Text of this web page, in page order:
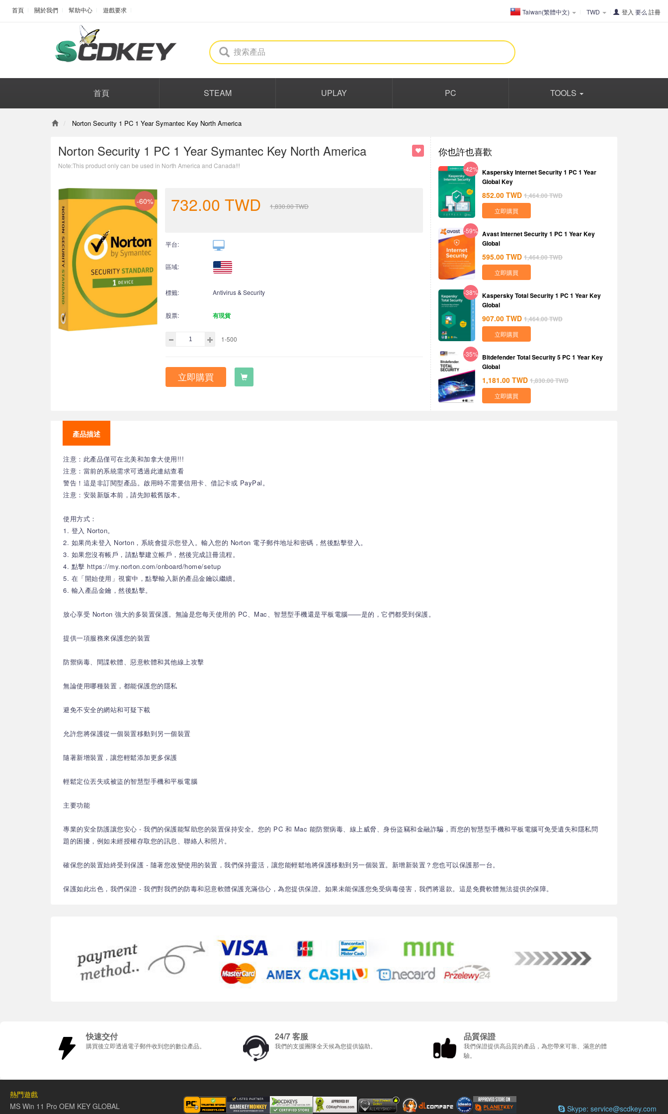
首頁 關於我們 幫助中心 遊戲要求 Taiwan(繁體中文) TWD 登入 要么 註冊
首頁 STEAM UPLAY PC TOOLS
Norton Security 1 PC 1 Year Symantec Key North America
Norton Security 1 PC 1 Year Symantec Key North America
Note:This product only can be used in North America and Canada!!!
-60% 732.00 TWD 1,830.00TWD
平台:
區域:
標籤: Antivirus & Security
股票: 有現貨
1-500
立即購買
你也許也喜歡
-42% Kaspersky Internet Security 1 PC 1 Year
Global Key
852.00 TWD 1,464.00TWD
立即購買
-59% Avast Internet Security 1 PC 1 Year Key
Global
595.00 TWD 1,464.00TWD
立即購買
-38% Kaspersky Total Security 1 PC 1 Year Key
Global
907.00 TWD 1,464.00TWD
立即購買
-35% Bitdefender Total Security 5 PC 1 Year Key
Global
1,181.00 TWD 1,830.00TWD
立即購買
產品描述
注意：此產品僅可在北美和加拿大使用!!!
注意：當前的系統需求可透過此連結查看
警告！這是非訂閱型產品。啟用時不需要信用卡、借記卡或 PayPal。
注意：安裝新版本前，請先卸載舊版本。
使用方式：
1. 登入 Norton。
2. 如果尚未登入 Norton，系統會提示您登入。輸入您的 Norton 電子郵件地址和密碼，然後點擊登入。
3. 如果您沒有帳戶，請點擊建立帳戶，然後完成註冊流程。
4. 點擊 https://my.norton.com/onboard/home/setup
5. 在「開始使用」視窗中，點擊輸入新的產品金鑰以繼續。
6. 輸入產品金鑰，然後點擊。
放心享受 Norton 強大的多裝置保護。無論是您每天使用的 PC、Mac、智慧型手機還是平板電腦——是的，它們都受到保護。
提供一項服務來保護您的裝置
防禦病毒、間諜軟體、惡意軟體和其他線上攻擊
無論使用哪種裝置，都能保護您的隱私
避免不安全的網站和可疑下載
允許您將保護從一個裝置移動到另一個裝置
隨著新增裝置，讓您輕鬆添加更多保護
輕鬆定位丟失或被盜的智慧型手機和平板電腦
主要功能
專業的安全防護讓您安心 - 我們的保護能幫助您的裝置保持安全。您的 PC 和 Mac 能防禦病毒、線上威脅、身份盜竊和金融詐騙，而您的智慧型手機和平板電腦可免受遺失和隱私問
題的困擾，例如未經授權存取您的訊息、聯絡人和照片。
確保您的裝置始終受到保護 - 隨著您改變使用的裝置，我們保持靈活，讓您能輕鬆地將保護移動到另一個裝置。新增新裝置？您也可以保護那一台。
保護如此出色，我們保證 - 我們對我們的防毒和惡意軟體保護充滿信心，為您提供保證。如果未能保護您免受病毒侵害，我們將退款。這是免費軟體無法提供的保障。
快速交付
購買後立即透過電子郵件收到您的數位產品。
24/7 客服
我們的支援團隊全天候為您提供協助。
品質保證
我們保證提供高品質的產品，為您帶來可靠、滿意的體
驗。
熱門遊戲
MS Win 11 Pro OEM KEY GLOBAL
Skype: service@scdkey.com